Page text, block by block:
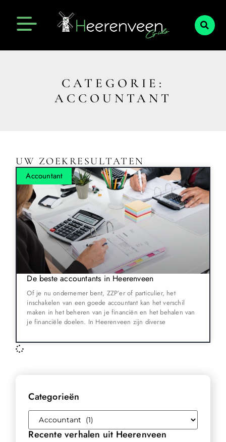
CATEGORIE:
ACCOUNTANT
UW ZOEKRESULTATEN
Accountant
De beste accountants in Heerenveen
Of je nu ondernemer bent, ZZP’er of particulier, het
inschakelen van een goede accountant kan het verschil
maken in het beheren van je financiën en het behalen van
je financiële doelen. In Heerenveen zijn diverse
Categorieën
Recente verhalen uit Heerenveen